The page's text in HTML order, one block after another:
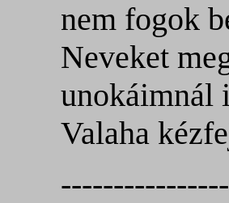
nem fogok
Neveket
unokáimnál
Valaha